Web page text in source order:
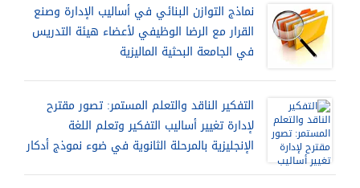
نماذج التوازن البنائي في أساليب الإدارة وصنع
القرار مع الرضا الوظيفي لأعضاء هيئة التدريس
في الجامعة البحثية الماليزية
التفكير الناقد والتعلم المستمر: تصور مقترح
لإدارة تغيير أساليب التفكير وتعلم اللغة
الإنجليزية بالمرحلة الثانوية في ضوء نموذج أدكار